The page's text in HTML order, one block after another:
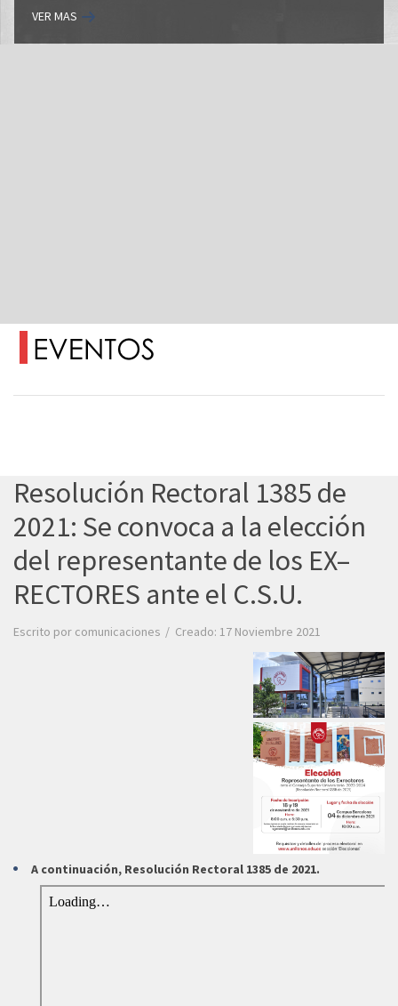
VER MAS
Resolución Rectoral 1385 de
2021: Se convoca a la elección
del representante de los EX–
RECTORES ante el C.S.U.
Escrito por comunicaciones Creado: 17 Noviembre 2021
A continuación, Resolución Rectoral 1385 de 2021.